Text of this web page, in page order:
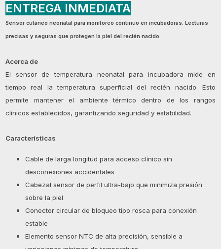
ENTREGA INMEDIATA
Sensor cutáneo neonatal para monitoreo continuo en incubadoras. Lecturas
precisas y seguras que protegen la piel del recién nacido.
Acerca de
El sensor de temperatura neonatal para incubadora mide en
tiempo real la temperatura superficial del recién nacido. Esto
permite mantener el ambiente térmico dentro de los rangos
clínicos establecidos, garantizando seguridad y estabilidad.
Características
Cable de larga longitud para acceso clínico sin
desconexiones accidentales
Cabezal sensor de perfil ultra-bajo que minimiza presión
sobre la piel
Conector circular de bloqueo tipo rosca para conexión
estable
Elemento sensor NTC de alta precisión, sensible a